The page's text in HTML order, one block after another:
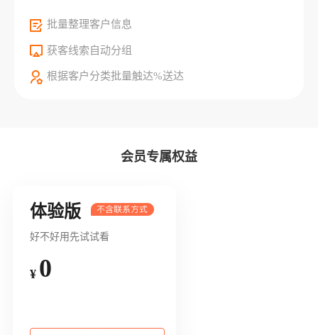
批量整理客户信息
获客线索自动分组
根据客户分类批量触达%送达
会员专属权益
体验版
好不好用先试试看
¥ 0